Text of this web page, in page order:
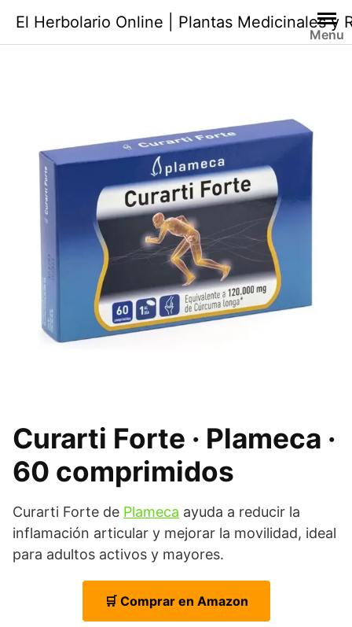
contenido
El Herbolario Online | Plantas Medicinales y
Menu
Curarti Forte · Plameca ·
60 comprimidos
Curarti Forte de Plameca ayuda a reducir la
inflamación articular y mejorar la movilidad, ideal
para adultos activos y mayores.
🛒 Comprar en Amazon